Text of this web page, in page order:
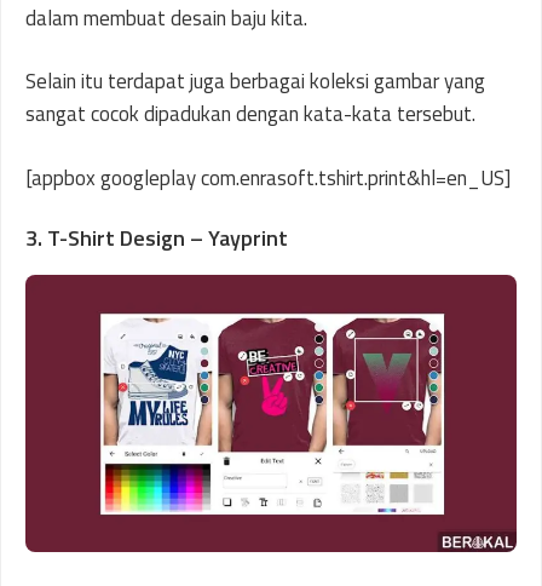
dalam membuat desain baju kita.
Selain itu terdapat juga berbagai koleksi gambar yang
sangat cocok dipadukan dengan kata-kata tersebut.
[appbox googleplay com.enrasoft.tshirt.print&hl=en_US]
3. T-Shirt Design – Yayprint